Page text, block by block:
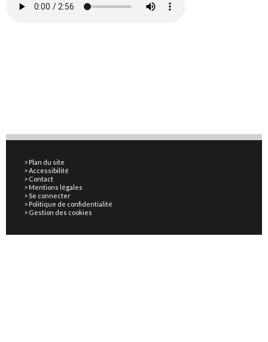
Plan du site
Accessibilité
Contact
Mentions légales
Se connecter
Politique de confidentialité
Gestion des cookies